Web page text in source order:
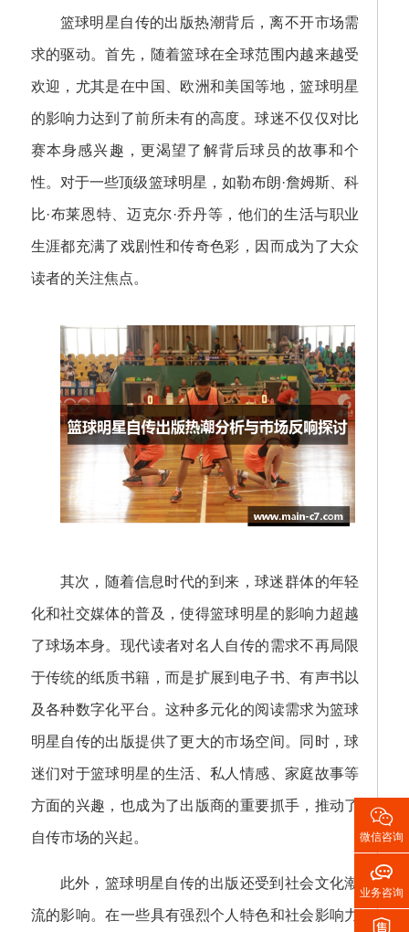
篮球明星自传的出版热潮背后，离不开市场需
求的驱动。首先，随着篮球在全球范围内越来越受
欢迎，尤其是在中国、欧洲和美国等地，篮球明星
的影响力达到了前所未有的高度。球迷不仅仅对比
赛本身感兴趣，更渴望了解背后球员的故事和个
性。对于一些顶级篮球明星，如勒布朗·詹姆斯、科
比·布莱恩特、迈克尔·乔丹等，他们的生活与职业
生涯都充满了戏剧性和传奇色彩，因而成为了大众
读者的关注焦点。
其次，随着信息时代的到来，球迷群体的年轻
化和社交媒体的普及，使得篮球明星的影响力超越
了球场本身。现代读者对名人自传的需求不再局限
于传统的纸质书籍，而是扩展到电子书、有声书以
及各种数字化平台。这种多元化的阅读需求为篮球
明星自传的出版提供了更大的市场空间。同时，球
迷们对于篮球明星的生活、私人情感、家庭故事等
方面的兴趣，也成为了出版商的重要抓手，推动了
自传市场的兴起。
此外，篮球明星自传的出版还受到社会文化潮
流的影响。在一些具有强烈个人特色和社会影响力

微信咨询

业务咨询